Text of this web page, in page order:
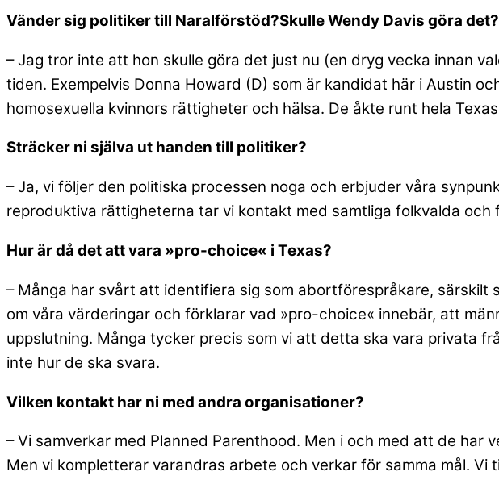
Vänder sig politiker till Naralförstöd?Skulle Wendy Davis göra det?
– Jag tror inte att hon skulle göra det just nu (en dryg vecka innan
tiden. Exempelvis Donna Howard (D) som är kandidat här i Austin
homosexuella kvinnors rättigheter och hälsa. De åkte runt hela
Sträcker ni själva ut handen till politiker?
– Ja, vi följer den politiska processen noga och erbjuder våra
reproduktiva rättigheterna tar vi kontakt med samtliga folkvalda
Hur är då det att vara »pro-choice« i Texas?
– Många har svårt att identifiera sig som abortförespråkare, särskilt
om våra värderingar och förklarar vad »pro-choice« innebär, att
uppslutning. Många tycker precis som vi att detta ska vara privata
inte hur de ska svara.
Vilken kontakt har ni med andra organisationer?
– Vi samverkar med Planned Parenthood. Men i och med att de
Men vi kompletterar varandras arbete och verkar för samma mål. Vi